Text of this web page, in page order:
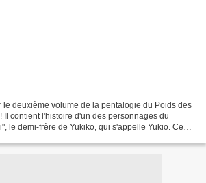
le deuxième volume de la pentalogie du Poids des
Il contient l'histoire d'un des personnages du
le demi-frère de Yukiko, qui s'appelle Yukio. Ce